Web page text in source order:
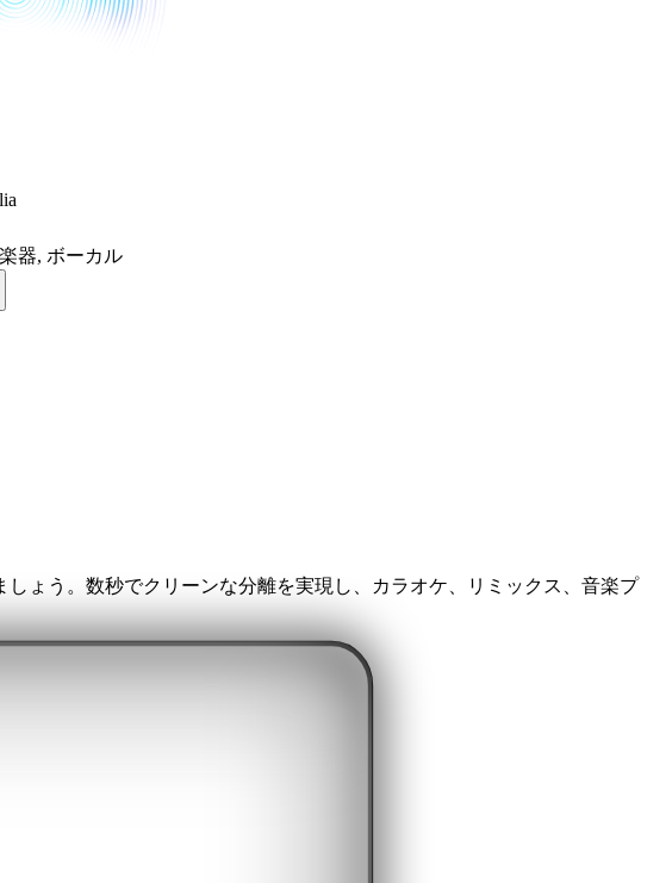
器, ボーカル
ょう。数秒でクリーンな分離を実現し、カラオケ、リミックス、音楽プ